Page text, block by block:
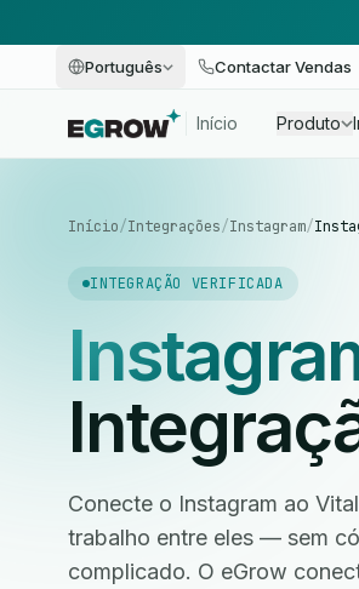
Português Contactar Vendas
Início Produto
Início/Integrações/Instagram/
INTEGRAÇÃO VERIFICADA
Conecte o Instagram ao
trabalho entre eles — sem
complicado. O eGrow